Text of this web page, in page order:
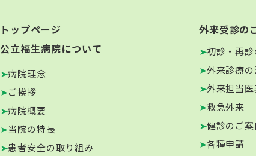
トップページ
公立福生病院について
病院理念
ご挨拶
病院概要
当院の特長
患者安全の取り組み
外来受診の
初診・再
外来診療
外来担当
救急外来
健診のご
各種申請